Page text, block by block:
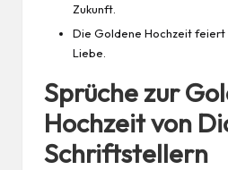
Zukunft.
Die Goldene Hochzeit feiert
Liebe.
Sprüche zur
Hochzeit von
Schriftstellern